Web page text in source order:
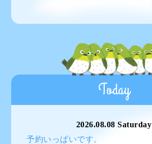
Today
2026.08.08 Saturday
予約いっぱいです。